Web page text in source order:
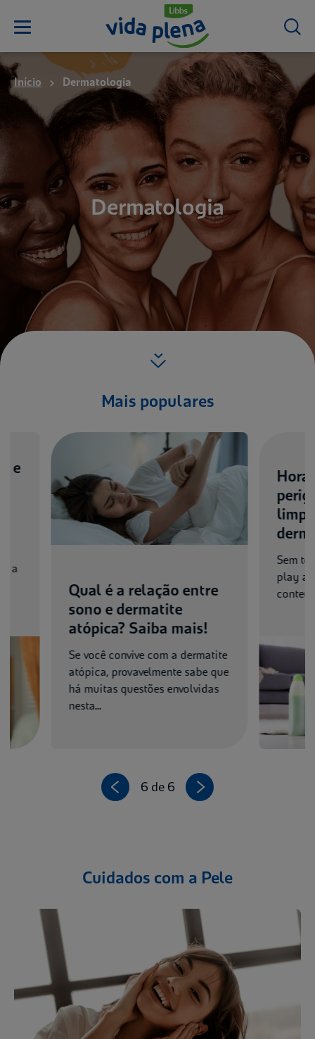
Início Dermatologia
Dermatologia
Mais populares
Qual é a relação entre
sono e dermatite
atópica? Saiba mais!
Se você convive com a dermatite
atópica, provavelmente sabe que
há muitas questões envolvidas
nesta...
Hora da
perigos
limpeza
dermatite
Sem tempo
play abaixo
conteúdo. Você
1 de 6
Cuidados com a Pele